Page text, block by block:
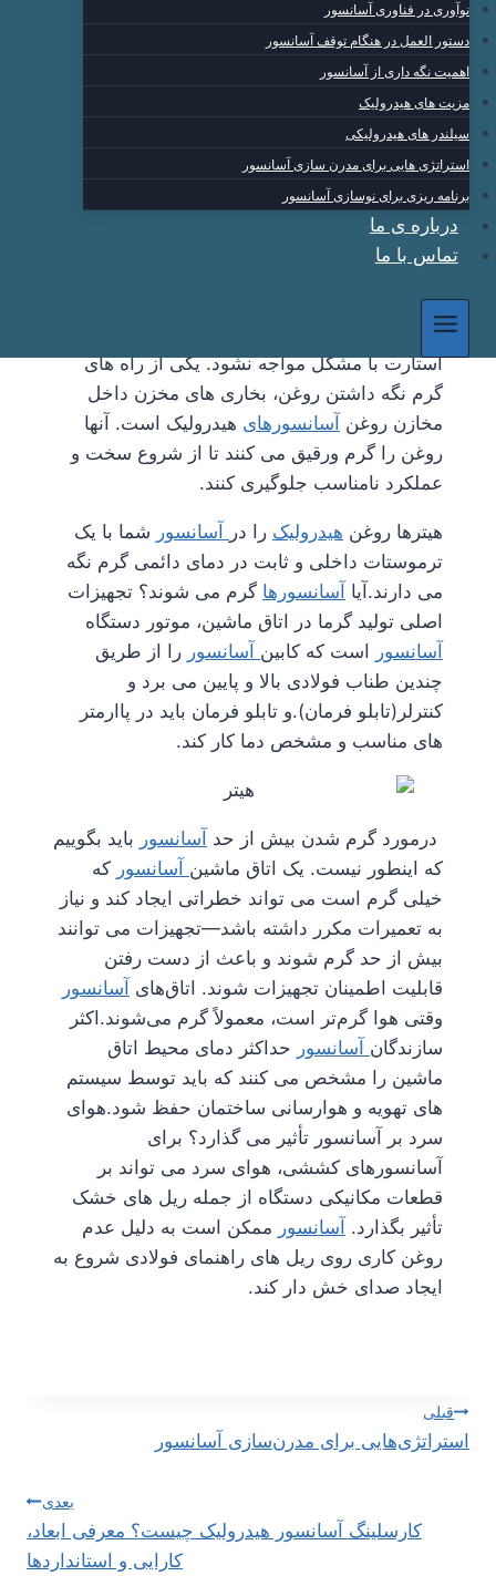
نوآوری در فناوری آسانسور
دستور العمل در هنگام توقف آسانسور
اهمیت نگه داری از آسانسور
مزیت های هیدرولیک
سیلندر های هیدرولیکی
استراتژی هایی برای مدرن سازی آسانسور
برنامه ریزی برای نوسازی آسانسور
درباره ی ما
تماس با ما
آسانسور
گارانتی بی قید و شرط و
تضمین کیفیت در
هیدرولیک
آسانسور
دارند.هیترهاکمک میکنند که درمناطق سرد
کوهستانی دمای روغن پایین نرود و سیستم برای
استارت با مشکل مواجه نشود. یکی از راه های
گرم نگه داشتن روغن، بخاری های مخزن داخل
مخازن روغن آسانسورهای هیدرولیک است. آنها
روغن را گرم ورقیق می کنند تا از شروع سخت و
عملکرد نامناسب جلوگیری کنند.
هیترها روغن هیدرولیک را در آسانسور شما با یک
ترموستات داخلی و ثابت در دمای دائمی گرم نگه
می دارند.آیا آسانسورها گرم می شوند؟ تجهیزات
اصلی تولید گرما در اتاق ماشین، موتور دستگاه
آسانسور
است که کابین آسانسور را از طریق
چندین طناب فولادی بالا و پایین می برد و
کنترلر(تابلو فرمان).و تابلو فرمان باید در پاارمتر
های مناسب و مشخص دما کار کند.
درمورد گرم شدن بیش از حد آسانسور باید بگوییم
که اینطور نیست. یک اتاق ماشین آسانسور که
خیلی گرم است می تواند خطراتی ایجاد کند و نیاز
به تعمیرات مکرر داشته باشد—تجهیزات می توانند
بیش از حد گرم شوند و باعث از دست رفتن
قابلیت اطمینان تجهیزات شوند. اتاق‌های آسانسور
وقتی هوا گرم‌تر است، معمولاً گرم می‌شوند. اکثر
سازندگان آسانسور حداکثر دمای محیط اتاق
ماشین را مشخص می کنند که باید توسط سیستم
های تهویه و هوارسانی ساختمان حفظ شود.هوای
سرد بر آسانسور تأثیر می گذارد؟ برای
آسانسورهای کششی، هوای سرد می تواند بر
قطعات مکانیکی دستگاه از جمله ریل های خشک
تأثیر بگذارد. آسانسور ممکن است به دلیل عدم
روغن کاری روی ریل های راهنمای فولادی شروع به
ایجاد صدای خش دار کند.
راهبری
قبلی
استراتژی‌هایی برای مدرن‌سازی آسانسور
بعدی
کارسلینگ آسانسور هیدرولیک چیست؟ معرفی ابعاد،
کارایی و استانداردها